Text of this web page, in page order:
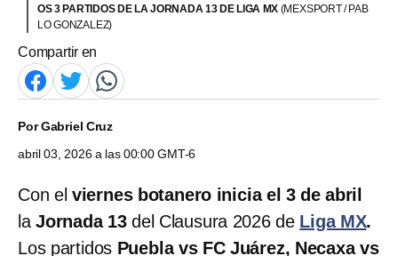
OS 3 PARTIDOS DE LA JORNADA 13 DE LIGA MX (MEXSPORT / PAB
LO GONZALEZ)
Compartir en
PorGabriel Cruz
abril 03, 2026 a las 00:00 GMT-6
Con el viernes botanero inicia el 3 de abril
la Jornada 13del Clausura 2026 de Liga MX.
Los partidos Puebla vs FC Juárez, Necaxa vs